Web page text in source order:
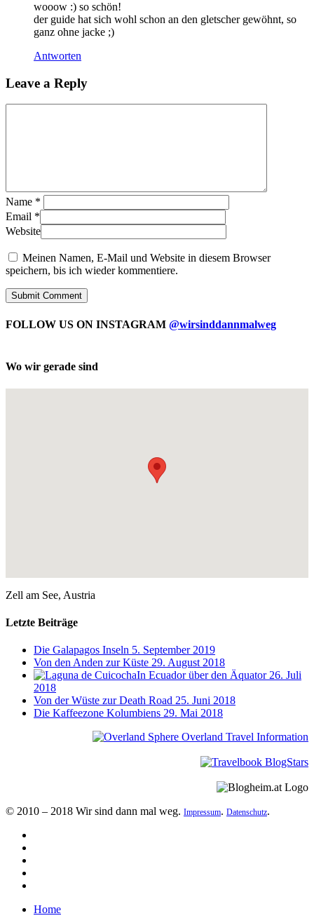
wooow :) so schön!
der guide hat sich wohl schon an den gletscher gewöhnt, so
ganz ohne jacke ;)
Antworten
Leave a Reply
Name *
Email *
Website
Meinen Namen, E-Mail und Website in diesem Browser
speichern, bis ich wieder kommentiere.
FOLLOW US ON INSTAGRAM @wirsinddannmalweg
Wo wir gerade sind
Zell am See, Austria
Letzte Beiträge
Die Galapagos Inseln 5. September 2019
Von den Anden zur Küste 29. August 2018
In Ecuador über den Äquator 26. Juli
2018
Von der Wüste zur Death Road 25. Juni 2018
Die Kaffeezone Kolumbiens 29. Mai 2018
© 2010 – 2018 Wir sind dann mal weg. Impressum. Datenschutz.
Home